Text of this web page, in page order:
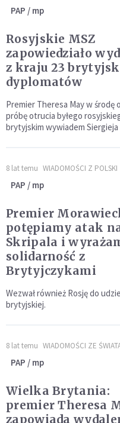
PAP / mp
Rosyjskie MSZ
zapowiedziało
z kraju 23
dyplomatów
Premier Theresa May w środę
próbę otrucia byłego
brytyjskim wywiadem Siergieja
8 lat temu WIADOMOŚCI Z POLSKI
PAP / mp
Premier
potępiamy atak
Skripala i
solidarność z
Brytyjczykami
Wezwał również Rosję do
brytyjskiej.
8 lat temu WIADOMOŚCI ZE
PAP / mp
Wielka Brytania:
premier Theresa
zapowiada